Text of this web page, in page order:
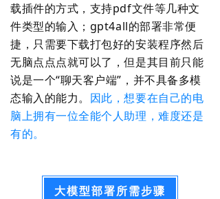
载插件的方式，支持pdf文件等几种文
件类型的输入；gpt4all的部署非常便
捷，只需要下载打包好的安装程序然后
无脑点点点就可以了，但是其目前只能
说是一个“聊天客户端”，并不具备多模
态输入的能力。 因此，想要在自己的电
脑上拥有一位全能个人助理，难度还是
有的。
大模型部署所需步骤